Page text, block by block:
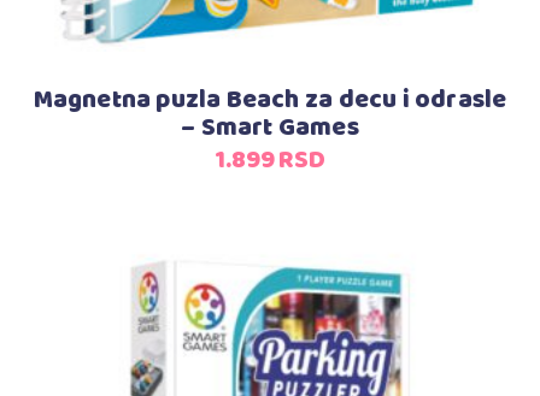
Magnetna puzla Beach za decu i odrasle
– Smart Games
1.899RSD